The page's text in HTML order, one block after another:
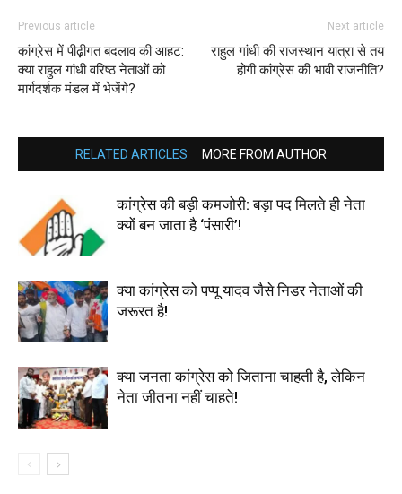
Previous article
कांग्रेस में पीढ़ीगत बदलाव की आहट:
क्या राहुल गांधी वरिष्ठ नेताओं को
मार्गदर्शक मंडल में भेजेंगे?
Next article
राहुल गांधी की राजस्थान यात्रा से तय
होगी कांग्रेस की भावी राजनीति?
RELATED ARTICLES MORE FROM AUTHOR
कांग्रेस की बड़ी कमजोरी: बड़ा पद मिलते ही नेता
क्यों बन जाता है ‘पंसारी’!
क्या कांग्रेस को पप्पू यादव जैसे निडर नेताओं की
जरूरत है!
क्या जनता कांग्रेस को जिताना चाहती है, लेकिन
नेता जीतना नहीं चाहते!